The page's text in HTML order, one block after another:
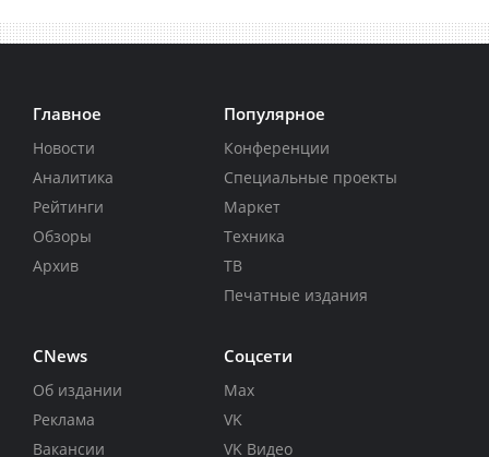
Главное
Новости
Аналитика
Рейтинги
Обзоры
Архив
Популярное
Конференции
Специальные проекты
Маркет
Техника
ТВ
Печатные издания
CNews
Об издании
Реклама
Вакансии
Соцсети
Max
VK
VK Видео